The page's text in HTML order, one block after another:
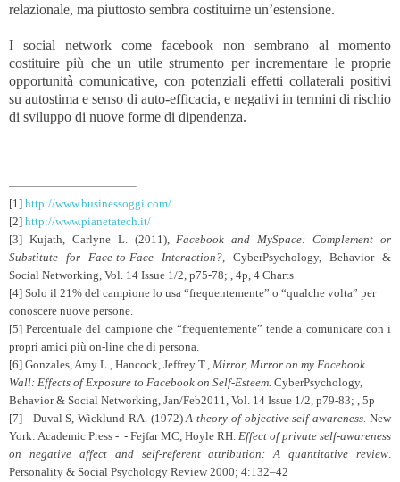
relazionale, ma piuttosto sembra costituirne un’estensione.
I social network come facebook non sembrano al momento
costituire più che un utile strumento per incrementare le proprie
opportunità comunicative, con potenziali effetti collaterali positivi
su autostima e senso di auto-efficacia, e negativi in termini di rischio
di sviluppo di nuove forme di dipendenza.
[1] http://www.businessoggi.com/
[2] http://www.pianetatech.it/
[3] Kujath, Carlyne L. (2011),Facebook and MySpace: Complement or
Substitute for Face-to-Face Interaction?, CyberPsychology, Behavior &
Social Networking, Vol. 14 Issue 1/2, p75-78; , 4p, 4 Charts
[4] Solo il 21% del campione lo usa “frequentemente” o “qualche volta” per
conoscere nuove persone.
[5] Percentuale del campione che “frequentemente” tende a comunicare con i
propri amici più on-line che di persona.
[6] Gonzales, Amy L., Hancock, Jeffrey T., Mirror, Mirror on my Facebook
Wall: Effects of Exposure to Facebook on Self-Esteem. CyberPsychology,
Behavior & Social Networking, Jan/Feb2011, Vol. 14 Issue 1/2, p79-83; , 5p
[7] - Duval S, Wicklund RA. (1972)A theory of objective self awareness. New
York: Academic Press - - Fejfar MC, Hoyle RH. Effect of private self-awareness
on negative affect and self-referent attribution: A quantitative review.
Personality & Social Psychology Review 2000; 4:132–42